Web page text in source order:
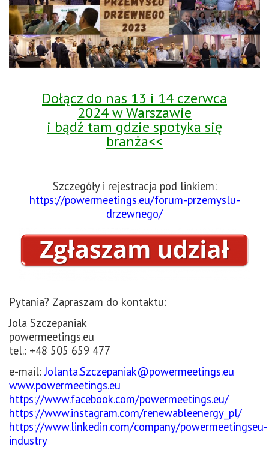
Dołącz do nas 13 i 14 czerwca
2024 w Warszawie
i bądź tam gdzie spotyka się
branża<<
Szczegóły i rejestracja pod linkiem:
https://powermeetings.eu/forum-przemyslu-
drzewnego/
Pytania? Zapraszam do kontaktu:
Jola Szczepaniak
powermeetings.eu
tel.: +48 505 659 477
e-mail:Jolanta.Szczepaniak@powermeetings.eu
www.powermeetings.eu
https://www.facebook.com/powermeetings.eu/
https://www.instagram.com/renewableenergy_pl/
https://www.linkedin.com/company/powermeetingseu-
industry